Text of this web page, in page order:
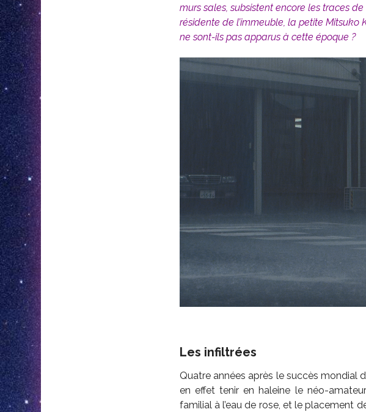
murs sales, subsistent encore les traces
résidente de l’immeuble, la petite Mitsuko
ne sont-ils pas apparus à cette époque ?
Les infiltrées
Quatre années après le succès mondial
en effet tenir en haleine le néo-
familial à l’eau de rose, et le placement